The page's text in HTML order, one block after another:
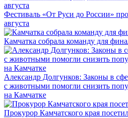
Фестиваль «От Руси до России»
августа
Камчатка собрала команду для
Александр Долгунков: Законы в
с животными помогли снизить
на Камчатке
Прокурор Камчатского края